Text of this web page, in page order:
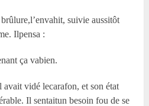
suivie aussitôt
Ilpensa :
ça vabien.
avait vidé lecarafon, et son état
Il sentaitun besoin fou de se